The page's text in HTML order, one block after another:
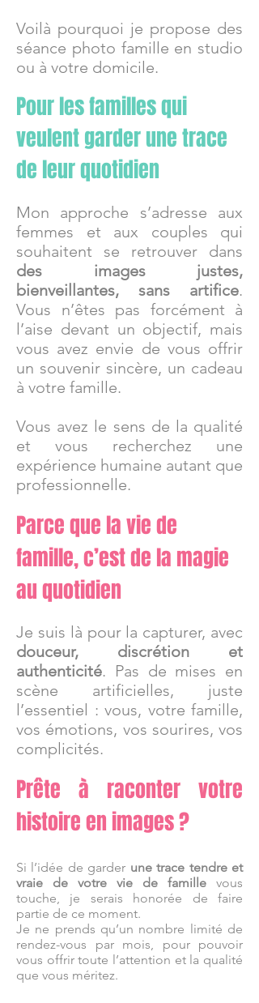
Voilà pourquoi je propose des
séance photo famille en studio
ou à votre domicile.
Pour les familles qui
veulent garder une trace
de leur quotidien
Mon approche s’adresse aux
femmes et aux couples qui
souhaitent se retrouver dans
des images justes,
bienveillantes, sans artifice.
Vous n’êtes pas forcément à
l’aise devant un objectif, mais
vous avez envie de vous offrir
un souvenir sincère, un cadeau
à votre famille.
Vous avez le sens de la qualité
et vous recherchez une
expérience humaine autant que
professionnelle.
Parce que la vie de
famille, c’est de la magie
au quotidien
Je suis là pour la capturer, avec
douceur, discrétion et
authenticité. Pas de mises en
scène artificielles, juste
l’essentiel : vous, votre famille,
vos émotions, vos sourires, vos
complicités.
Prête à raconter votre
histoire en images ?
Si l’idée de garder une trace tendre et
vraie de votre vie de famille vous
touche, je serais honorée de faire
partie de ce moment.
Je ne prends qu’un nombre limité de
rendez-vous par mois, pour pouvoir
vous offrir toute l’attention et la qualité
que vous méritez.